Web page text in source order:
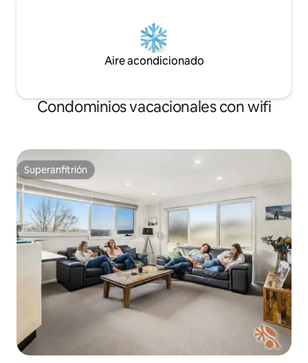
Aire acondicionado
Condominios vacacionales con wifi
Superanfitrión
Superanfitrión